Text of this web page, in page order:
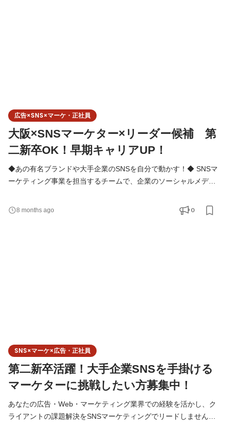
広告×SNS×マーケ・正社員
大阪×SNSマーケター×リーダー候補 第
二新卒OK！早期キャリアUP！
◆あの有名ブランドや大手企業のSNSを自分で動かす！◆ SNSマ
ーケティング事業を担当するチームで、企業のソーシャルメディ
～企画立案～コンテンツ制作・進行管理～効果検証をトータルで
ご担当いただきます。日々クライントとコミュニケーションを取
8 months ago 0
SNS×マーケ×広告・正社員
第二新卒活躍！大手企業SNSを手掛ける
マーケターに挑戦したい方募集中！
あなたの広告・Web・マーケティング業界での経験を活かし、ク
ライアントの課題解決をSNSマーケティングでリードしません